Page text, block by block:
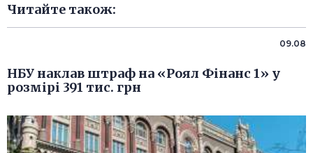
Читайте також:
09.08
НБУ наклав штраф на «Роял Фінанс 1» у
розмірі 391 тис. грн